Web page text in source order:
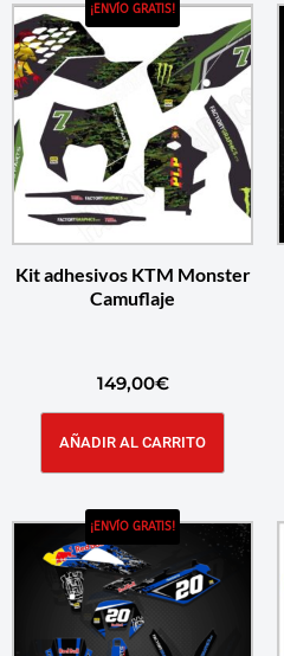
¡ENVÍO GRATIS!
Kit adhesivos KTM Monster
Camuflaje
149,00€
AÑADIR AL CARRITO
¡ENVÍO GRATIS!